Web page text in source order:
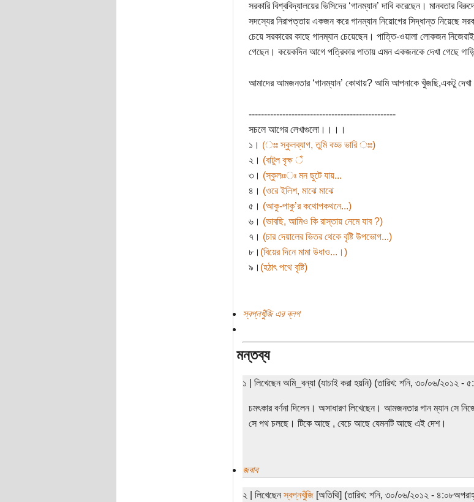
সরকারি বিশ্ববিদ্যালয়ের ভিসিদের ‘গানম্যান’ দাবি করেছেন।
সদস্যের নিরাপত্তায় একজন করে গানম্যান নিয়োগের সিদ্ধান্ত নিয়েছে
চেয়ে সরকারের কাছে গানম্যান চেয়েছেন। পাত্তি-ওয়ালা লোকজন
গেছেন। কয়েকদিন আগে পত্রিকার পাতায় এমন একজনকে দেখা গেছে
আমাদের আমজনতার ‘গানম্যান’ কোথায়? আমি আপনাকে খুঁজছি,একটু দেখা
------------------------------------------------
সচলে আগের লেখাগুলো।।।।
১। (ঃঃ স্কুলব্যাগ, তুমি বড্ড ভারি ঃঃ)
২। (বাটুল বৃক্ষ ঁ
৩। (স্কুলঃঃঃ মন ছুটে যায়...
৪। (ওরে ইলিশ, মাঝে মাঝে
৫। (আকু-পাকু’র কথোপকথনে...)
৬। (ভাবছি, আমিও কি রাস্তায় নেমে যাব ?)
৭। (চার দেয়ালের ভিতর থেকে বৃষ্টি উপভোগ...)
৮। (বিয়ের দিনে মামা উধাও...।)
৯। (হঠাৎ পথে বৃষ্টি)
স্বপ্নখুঁজি এর ব্লগ
মন্তব্য
১ | লিখেছেন অমি_বন্যা (যাচাই করা হয়নি) (তারিখ: শনি, ৩০/০৬/২০১২ -
চমৎকার বর্ণনা দিলেন। অসাধারণ লিখেছেন। আমজনতার গান ম্যান সে
সে পথ চলছে। টিকে আছে , বেচে আছে যেমনটি আছে এই দেশ।
জবাব
২ | লিখেছেনস্বপ্নখুঁজি[অতিথি] (তারিখ: শনি, ৩০/০৬/২০১২ -